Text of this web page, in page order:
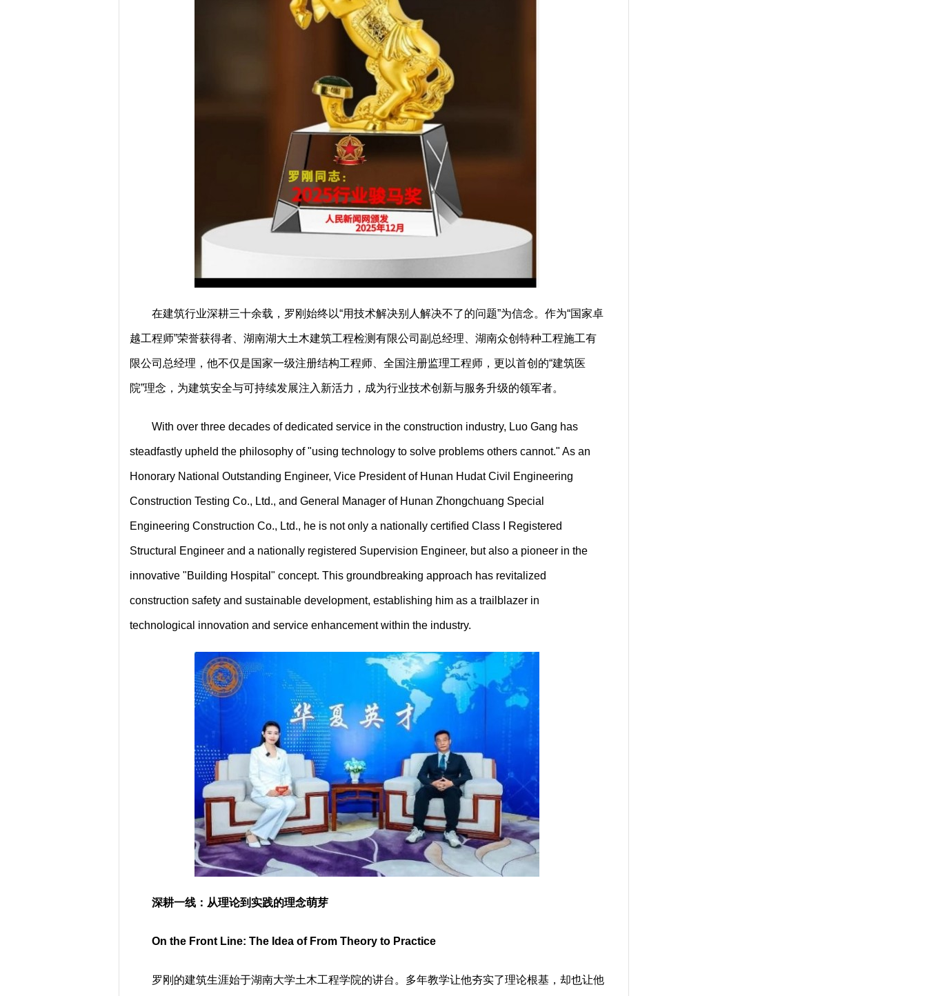
在建筑行业深耕三十余载，罗刚始终以“用技术解决别人解决不了的问题”为信念。作为“国家卓
越工程师”荣誉获得者、湖南湖大土木建筑工程检测有限公司副总经理、湖南众创特种工程施工有
限公司总经理，他不仅是国家一级注册结构工程师、全国注册监理工程师，更以首创的“建筑医
院”理念，为建筑安全与可持续发展注入新活力，成为行业技术创新与服务升级的领军者。
With over three decades of dedicated service in the construction industry, Luo Gang has
steadfastly upheld the philosophy of "using technology to solve problems others cannot." As an
Honorary National Outstanding Engineer, Vice President of Hunan Hudat Civil Engineering
Construction Testing Co., Ltd., and General Manager of Hunan Zhongchuang Special
Engineering Construction Co., Ltd., he is not only a nationally certified Class I Registered
Structural Engineer and a nationally registered Supervision Engineer, but also a pioneer in the
innovative "Building Hospital" concept. This groundbreaking approach has revitalized
construction safety and sustainable development, establishing him as a trailblazer in
technological innovation and service enhancement within the industry.
深耕一线：从理论到实践的理念萌芽
On the Front Line: The Idea of From Theory to Practice
罗刚的建筑生涯始于湖南大学土木工程学院的讲台。多年教学让他夯实了理论根基，却也让他